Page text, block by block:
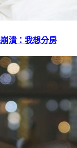
潰：我想分房